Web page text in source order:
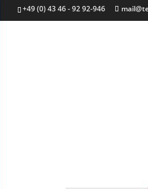
+49 (0) 43 46 - 92 92-946